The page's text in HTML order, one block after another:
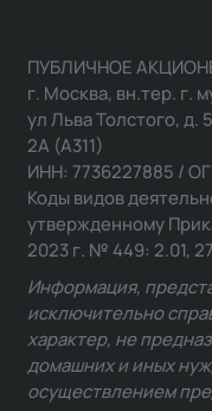
ПУБЛИЧНОЕ
г. Москва, вн.тер. г.
ул Льва Толстого, д.
2А (А311)
ИНН: 7736227885 /
Коды видов
утвержденному
2023 г. № 449: 2.01,
Информация,
исключительно
характер, не
домашних и иных
осуществлением